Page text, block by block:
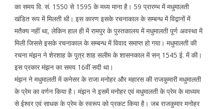
का समय वि. सं. 1550 से 1595 के मध्य माना है। 59 प्रारम्भ में मधुमालती
खंडित रूप में मिलती थी। इस कारण इसके रचनाकाल के सम्बन्ध में विद्वानों में
मतैक्य नहीं था, लेकिन हाल ही में रामपुर के पुस्तकालय में मधुमालती पूर्ण अवस्था में
मिली जिससे इसके रचनाकाल के सम्बन्ध में विवाद समाप्त हो गया। मधुमालती की
रचना मंझन ने शेरशाह के पुत्र शाह सलीम के शासनकाल में सन् 1545 ई. में की।
इस प्रकार मंझन का समय 16वीं सदी था।
मंझन ने मधुमालती में कनेसर के राजा मनोहर और महारस की राजकुमारी मधुमालती
के प्रेम का वर्णन किया है। मंझन ने इसमें मनोहर एवं मधुमालती के प्रेम के माध्यम
से ईश्वर एवं साधक के प्रेम के स्वरूप को प्रकट किया है। जब राजकुमार मनोहर